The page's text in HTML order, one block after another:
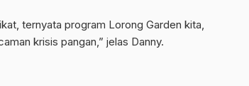
ternyata program Lorong Garden kita,
krisis pangan,” jelas Danny.